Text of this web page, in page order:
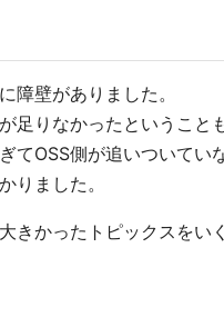
障壁がありました。
足りなかったということ
てOSS側が追いついてい
りました。
きかったトピックスをい